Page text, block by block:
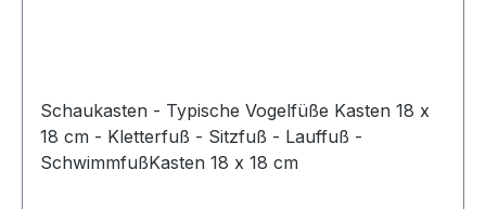
Schaukasten - Typische Vogelfüße Kasten 18 x
18 cm - Kletterfuß - Sitzfuß - Lauffuß -
SchwimmfußKasten 18 x 18 cm